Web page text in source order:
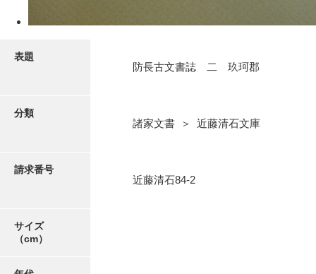
5ページ
6ページ
表題
防長古文書誌 二 玖珂郡
分類
諸家文書 ＞ 近藤清石文庫
請求番号
近藤清石84-2
サイズ
（cm）